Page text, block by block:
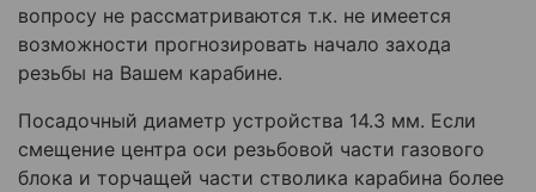
вопросу не рассматриваются т.к. не имеется
возможности прогнозировать начало захода
резьбы на Вашем карабине.
Посадочный диаметр устройства 14.3 мм. Если
смещение центра оси резьбовой части газового
блока и торчащей части стволика карабина более